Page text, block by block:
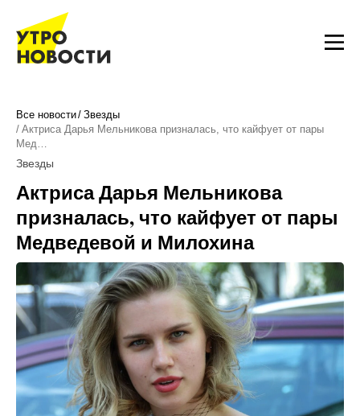
Все новости Звезды
Актриса Дарья Мельникова призналась, что кайфует от пары
Мед…
Звезды
Актриса Дарья Мельникова
призналась, что кайфует от пары
Медведевой и Милохина